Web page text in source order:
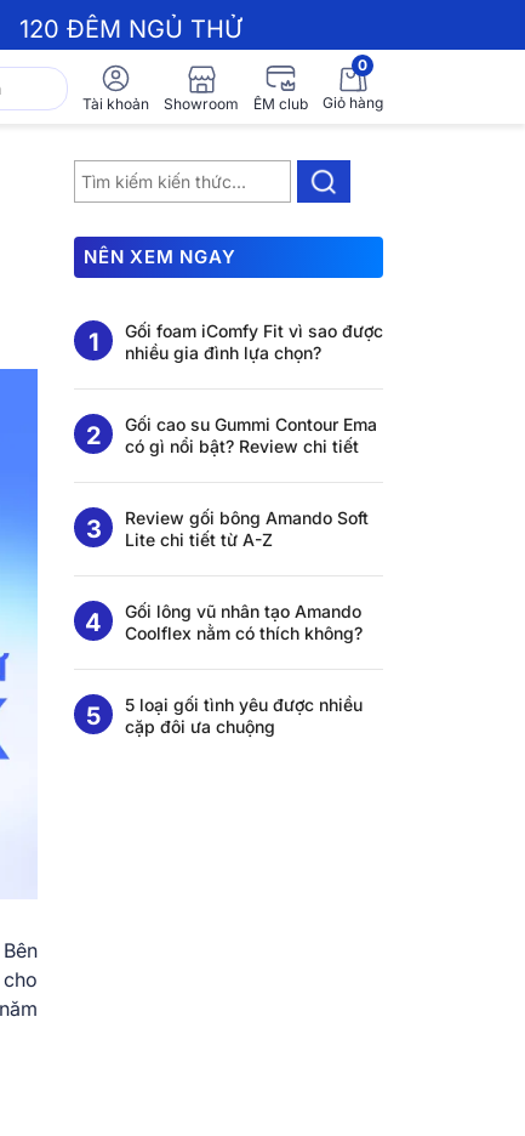
120 ĐÊM NGỦ THỬ
Tài khoản Showroom ÊM club
0
Giỏ hàng
NÊN XEM NGAY
Gối foam iComfy Fit vì sao được
nhiều gia đình lựa chọn?
Gối cao su Gummi Contour Ema
có gì nổi bật? Review chi tiết
Review gối bông Amando Soft
Lite chi tiết từ A-Z
Gối lông vũ nhân tạo Amando
Coolflex nằm có thích không?
5 loại gối tình yêu được nhiều
cặp đôi ưa chuộng